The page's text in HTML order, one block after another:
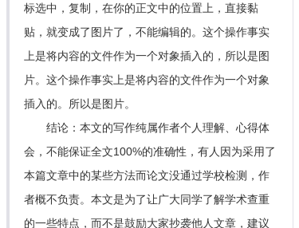
标选中，复制，在你的正文中的位置上，直接黏
贴，就变成了图片了，不能编辑的。这个操作事实
上是将内容的文件作为一个对象插入的，所以是图
片。这个操作事实上是将内容的文件作为一个对象
插入的。所以是图片。
结论：本文的写作纯属作者个人理解、心得体
会，不能保证全文100%的准确性，有人因为采用了
本篇文章中的某些方法而论文没通过学校检测，作
者概不负责。本文是为了让广大同学了解学术查重
的一些特点，而不是鼓励大家抄袭他人文章，建议